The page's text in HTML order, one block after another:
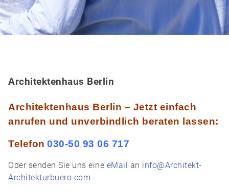
Architektenhaus Berlin
Architektenhaus Berlin – Jetzt einfach
anrufen und unverbindlich beraten lassen:
Telefon 030-50 93 06 717
Oder senden Sie uns eine eMail an info@Architekt-
Architekturbuero.com